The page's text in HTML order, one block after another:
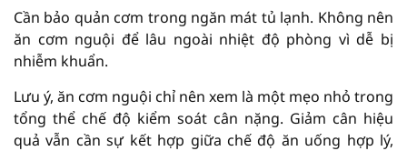
Cần bảo quản cơm trong ngăn mát tủ lạnh. Không nên
ăn cơm nguội để lâu ngoài nhiệt độ phòng vì dễ bị
nhiễm khuẩn.
Lưu ý, ăn cơm nguội chỉ nên xem là một mẹo nhỏ trong
tổng thể chế độ kiểm soát cân nặng. Giảm cân hiệu
quả vẫn cần sự kết hợp giữa chế độ ăn uống hợp lý,